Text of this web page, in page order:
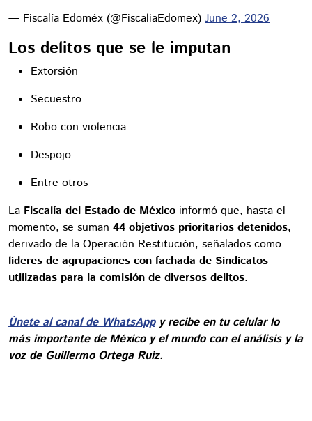
— Fiscalía Edoméx (@FiscaliaEdomex) June 2, 2026
Los delitos que se le imputan
Extorsión
Secuestro
Robo con violencia
Despojo
Entre otros
La Fiscalía del Estado de México informó que, hasta el
momento, se suman 44 objetivos prioritarios detenidos,
derivado de la Operación Restitución, señalados como
líderes de agrupaciones con fachada de Sindicatos
utilizadas para la comisión de diversos delitos.
Únete al canal de WhatsAppy recibe en tu celular lo
más importante de México y el mundo con el análisis y la
voz de Guillermo Ortega Ruiz.